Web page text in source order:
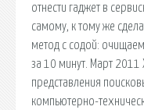
отнести гаджет в
самому, к тому же
метод с содой:
за 10 минут. Март
представления
компьютерно-